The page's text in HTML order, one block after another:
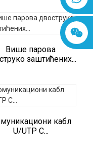
Више парова
заштићених...
кабл
U/UTP C...